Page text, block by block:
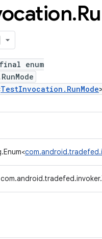
.
enum
TestInvocation.RunMode